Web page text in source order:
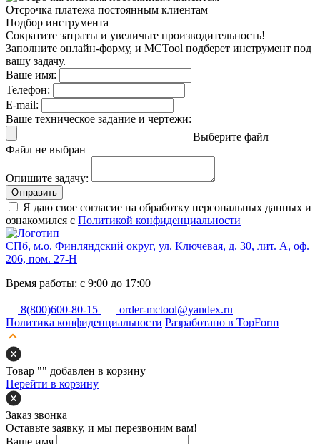
Отсрочка платежа постоянным клиентам
Подбор инструмента
Сократите затраты и увеличьте производительность!
Заполните онлайн-форму, и MCTool подберет инструмент под
вашу задачу.
Ваше имя:
Телефон:
E-mail:
Ваше техническое задание и чертежи:
Выберите файл
Файл не выбран
Опишите задачу:
Отправить
Я даю свое согласие на обработку персональных данных и
ознакомился с Политикой конфиденциальности
СПб, м.о. Финляндский округ, ул. Ключевая, д. 30, лит. А, оф.
206, пом. 27-Н
Время работы: с 9:00 до 17:00
8(800)600-80-15
order-mctool@yandex.ru
Политика конфиденциальности Разработано в TopForm
Товар "" добавлен в корзину
Перейти в корзину
Заказ звонка
Оставьте заявку, и мы перезвоним вам!